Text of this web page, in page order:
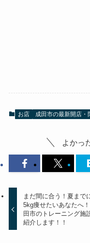
お店 成田市の最新開店・
よかっ
まだ間に合う！夏まで
5kg痩せたいあなたへ
田市のトレーニング施
紹介します！！